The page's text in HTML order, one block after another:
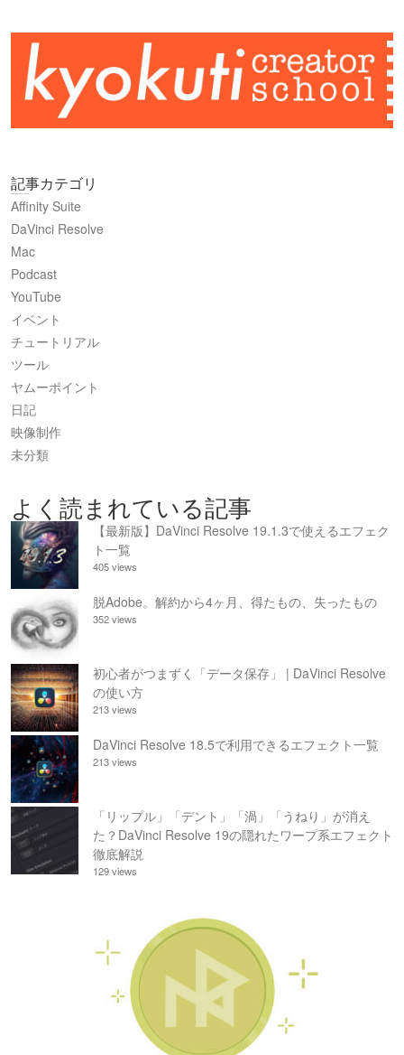
記事カテゴリ
Affinity Suite
DaVinci Resolve
Mac
Podcast
YouTube
イベント
チュートリアル
ツール
ヤムーポイント
日記
映像制作
未分類
よく読まれている記事
【最新版】DaVinci Resolve 19.1.3で使えるエフェク
ト一覧
405 views
脱Adobe。解約から4ヶ月、得たもの、失ったもの
352 views
初心者がつまずく「データ保存」 | DaVinci Resolve
の使い方
213 views
DaVinci Resolve 18.5で利用できるエフェクト一覧
213 views
「リップル」「デント」「渦」「うねり」が消え
た？DaVinci Resolve 19の隠れたワープ系エフェクト
徹底解説
129 views